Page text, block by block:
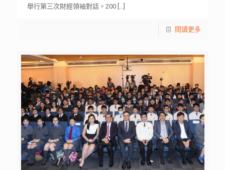
舉行第三次財經領袖對話。200[…]
閱讀更多